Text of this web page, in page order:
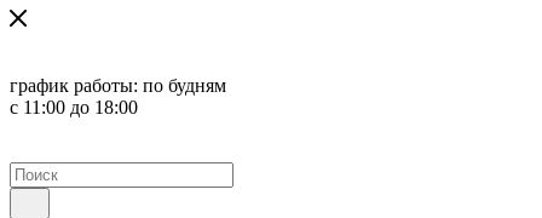
график работы: по будням
с 11:00 до 18:00